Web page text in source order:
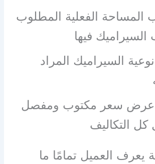
الفعلية المطلوب
السيراميك فيها
السيراميك المراد
عرض سعر مكتوب ومفصل
التكاليف
يعرف العميل تمامًا ما